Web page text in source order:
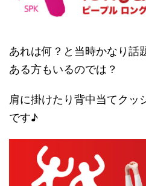
あれは何？と当時かなり話
ある方もいるのでは？
肩に掛けたり背中当てクッ
です♪